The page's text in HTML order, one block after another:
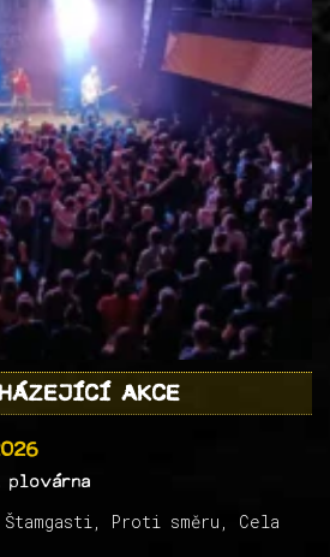
AKCE
plovárna
Štamgasti, Proti směru, Cela